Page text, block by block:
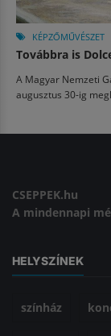
KÉPZŐMŰVÉSZET
Továbbra is
A Magyar Nemzeti
augusztus 30-ig
CSEPPEK.hu
A mindennapi
HELYSZÍNEK
színház